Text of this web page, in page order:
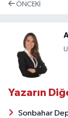
ÖNCEKI
Yazarın
Sonbahar